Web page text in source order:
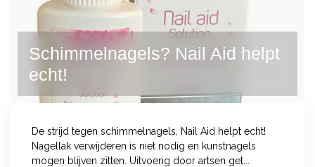
Schimmelnagels? Nail Aid helpt
echt!
De strijd tegen schimmelnagels, Nail Aid helpt echt!
Nagellak verwijderen is niet nodig en kunstnagels
mogen blijven zitten. Uitvoerig door artsen get...